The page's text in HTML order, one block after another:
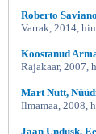
Roberto
Varrak, 2014,
Koostanud
Rajakaar, 2007,
Mart Nutt,
Ilmamaa, 2008,
Jaan Undusk,